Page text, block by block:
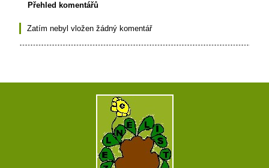
Přehled komentářů
Zatím nebyl vložen žádný komentář